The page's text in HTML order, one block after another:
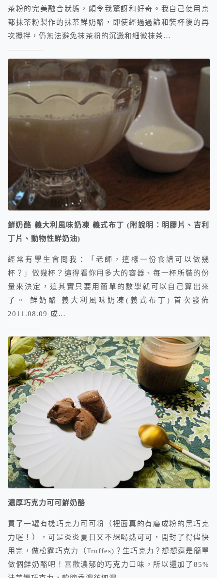
茶粉的完美融合狀態，頗令我驚訝和好奇。我自己使用京
都抹茶粉製作的抹茶鮮奶酪，即使經過過篩和裝杯後的再
次攪拌，仍無法避免抹茶粉的沉澱和細微抹茶…
鮮奶酪 義大利風味奶凍 義式布丁 (附說明：明膠片、吉利
丁片、動物性鮮奶油)
經常有學生會問我：「老師，這樣一份食譜可以做幾
杯？」做幾杯？這得看你用多大的容器、每一杯所裝的份
量來決定，這其實只要用簡單的數學就可以自己算出來
了。 鮮奶酪 義大利風味奶凍(義式布丁) 首次發佈
2011.08.09 成…
濃厚巧克力可可鮮奶酪
買了一罐有機巧克力可可粉（裡面真的有磨成粉的黑巧克
力喔！），可是炎炎夏日又不想喝熱可可，開封了得儘快
用完，做松露巧克力（Truffes)？生巧克力？想想還是簡單
做個鮮奶酪吧！喜歡濃郁的巧克力口味，所以還加了85%